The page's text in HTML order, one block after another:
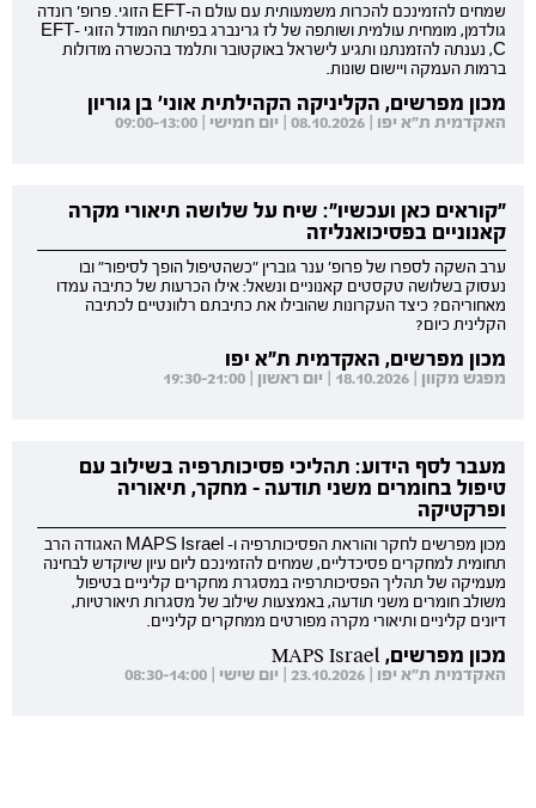
שמחים להזמינכם להכרות משמעותית עם עולם ה-EFT הזוגי. פרופ' רונדה
גולדמן, מומחית עולמית ושותפה של לז גרינברג בפיתוח המודל הזוגי EFT-
C, נענתה להזמנתנו ותגיע לישראל באוקטובר ותלמד בהכשרה מודולות
ברמות העמקה ויישום שונות.
מכון מפרשים, הקליניקה הקהילתית אוני' בן גוריון
האקדמית ת"א יפו | 08.10.2026 | יום חמישי | 09:00-13:00
"קוראים כאן ועכשיו": שיח על שלושה תיאורי מקרה
קאנוניים בפסיכואנליזה
ערב השקה לספרו של פרופ' ענר גוברין "כשהטיפול הופך לסיפור" ובו
נעסוק בשלושה טקסטים קאנוניים ונשאל: אילו הכרעות של כתיבה עמדו
מאחוריהם? כיצד העקרונות שהובילו את כתיבתם רלוונטיים לכתיבה
הקלינית כיום?
מכון מפרשים, האקדמית ת"א יפו
מפגש מקוון | 18.10.2026 | יום ראשון | 19:30-21:00
מעבר לסף הידוע: תהליכי פסיכותרפיה בשילוב עם
טיפול בחומרים משני תודעה - מחקר, תיאוריה
ופרקטיקה
מכון מפרשים לחקר והוראת הפסיכותרפיה ו- MAPS Israel האגודה הרב
תחומית למחקרים פסיכדליים, שמחים להזמינכם ליום עיון שיוקדש לבחינה
מעמיקה של תהליך הפסיכותרפיה במסגרת מחקרים קליניים בטיפול
משולב חומרים משני תודעה, באמצעות שילוב של מסגרות תיאורטיות,
דיונים קליניים ותיאורי מקרה מפורטים ממחקרים קליניים.
מכון מפרשים, MAPS Israel
האקדמית ת"א יפו | 23.10.2026 | יום שישי | 08:30-14:00